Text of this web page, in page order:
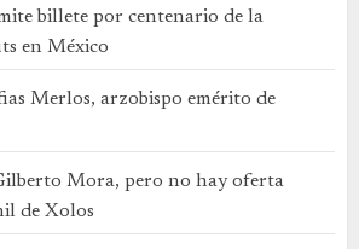
billete por centenario de la
en México
Merlos, arzobispo emérito de
Mora, pero no hay oferta
de Xolos